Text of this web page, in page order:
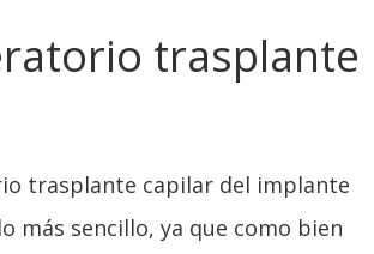
trasplante
trasplante capilar del implante
más sencillo, ya que como bien